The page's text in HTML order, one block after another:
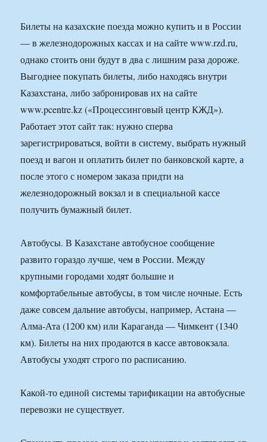
Билеты на казахские поезда можно купить и в России
— в железнодорожных кассах и на сайте www.rzd.ru,
однако стоить они будут в два с лишним раза дороже.
Выгоднее покупать билеты, либо находясь внутри
Казахстана, либо забронировав их на сайте
www.pcentre.kz («Процессинговый центр КЖД»).
Работает этот сайт так: нужно сперва
зарегистрироваться, войти в систему, выбрать нужный
поезд и вагон и оплатить билет по банковской карте, а
после этого с номером заказа придти на
железнодорожный вокзал и в специальной кассе
получить бумажный билет.
Автобусы. В Казахстане автобусное сообщение
развито гораздо лучше, чем в России. Между
крупными городами ходят большие и
комфортабельные автобусы, в том числе ночные. Есть
даже совсем дальние автобусы, например, Астана —
Алма-Ата (1200 км) или Караганда — Чимкент (1340
км). Билеты на них продаются в кассе автовокзала.
Автобусы уходят строго по расписанию.
Какой-то единой системы тарификации на автобусные
перевозки не существует.